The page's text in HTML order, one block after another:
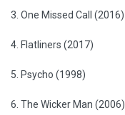
3. One Missed Call (2016)
4. Flatliners (2017)
5. Psycho (1998)
6. The Wicker Man (2006)